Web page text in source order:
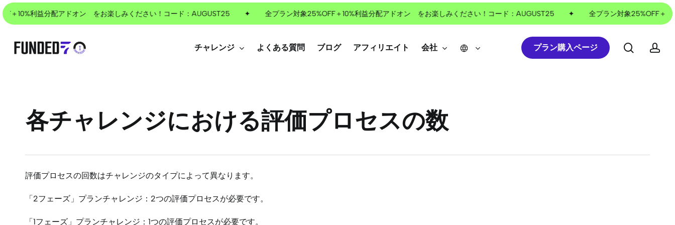
Skip
to
main
＋10%利益分配アドオン をお楽しみください！コード：AUGUST25 全プラン対象25%OFF＋10%利益分配アドオン をお楽しみください！コード：AUGUST25 全プラン対象25%OFF＋
チャレンジ よくある質問 ブログ アフィリエイト 会社 プラン購入ページ search
各チャレンジにおける評価プロセスの数
評価プロセスの回数はチャレンジのタイプによって異なります。
「2フェーズ」プランチャレンジ：2つの評価プロセスが必要です。
「1フェーズ」プランチャレンジ：1つの評価プロセスが必要です。